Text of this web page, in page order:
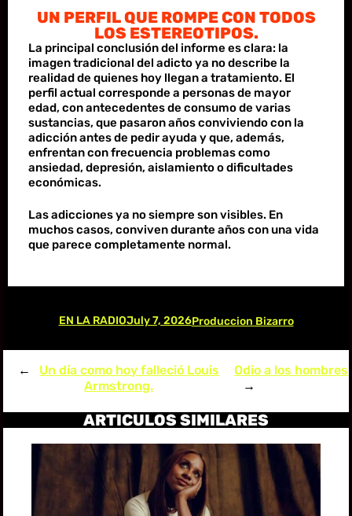
UN PERFIL QUE ROMPE CON TODOS
LOS ESTEREOTIPOS.
La principal conclusión del informe es clara: la
imagen tradicional del adicto ya no describe la
realidad de quienes hoy llegan a tratamiento. El
perfil actual corresponde a personas de mayor
edad, con antecedentes de consumo de varias
sustancias, que pasaron años conviviendo con la
adicción antes de pedir ayuda y que, además,
enfrentan con frecuencia problemas como
ansiedad, depresión, aislamiento o dificultades
económicas.
Las adicciones ya no siempre son visibles. En
muchos casos, conviven durante años con una vida
que parece completamente normal.
EN LA RADIOJuly 7, 2026Produccion Bizarro
←
Un día como hoy falleció Louis
Armstrong.
Odio a los hombres
→
ARTICULOS SIMILARES